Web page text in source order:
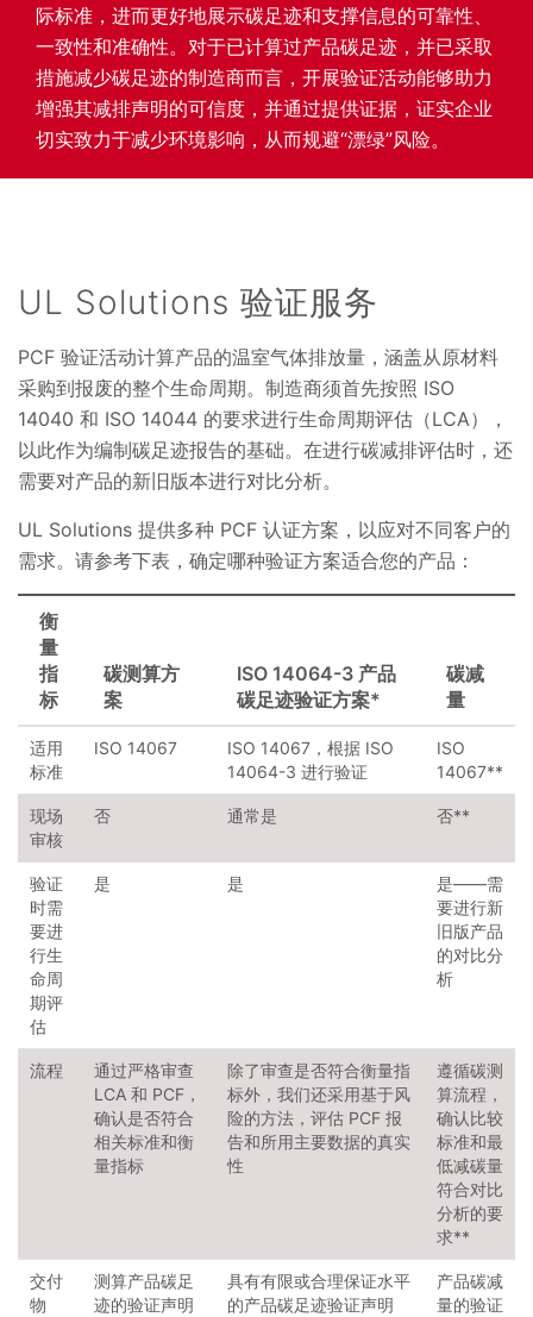
际标准，进而更好地展示碳足迹和支撑信息的可靠性、
一致性和准确性。对于已计算过产品碳足迹，并已采取
措施减少碳足迹的制造商而言，开展验证活动能够助力
增强其减排声明的可信度，并通过提供证据，证实企业
切实致力于减少环境影响，从而规避“漂绿”风险。
UL Solutions 验证服务
PCF 验证活动计算产品的温室气体排放量，涵盖从原材料
采购到报废的整个生命周期。制造商须首先按照 ISO
14040 和 ISO 14044 的要求进行生命周期评估（LCA），
以此作为编制碳足迹报告的基础。在进行碳减排评估时，还
需要对产品的新旧版本进行对比分析。
UL Solutions 提供多种 PCF 认证方案，以应对不同客户的
需求。请参考下表，确定哪种验证方案适合您的产品：
衡
量
指
标
碳测算方
案
ISO 14064-3 产品
碳足迹验证方案*
碳减
量
适用
标准
ISO 14067
ISO 14067，根据 ISO
14064-3 进行验证
ISO
14067**
现场
审核
否 通常是 否**
验证
时需
要进
行生
命周
期评
估
是 是
是——需
要进行新
旧版产品
的对比分
析
流程
通过严格审查
LCA 和 PCF，
确认是否符合
相关标准和衡
量指标
除了审查是否符合衡量指
标外，我们还采用基于风
险的方法，评估 PCF 报
告和所用主要数据的真实
性
遵循碳测
算流程，
确认比较
标准和最
低减碳量
符合对比
分析的要
求**
交付
物
测算产品碳足
迹的验证声明
具有有限或合理保证水平
的产品碳足迹验证声明
产品碳减
量的验证